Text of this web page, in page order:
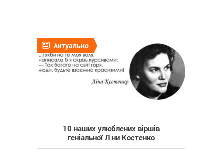
Актуально
10 наших улюблених віршів
геніальної Ліни Костенко